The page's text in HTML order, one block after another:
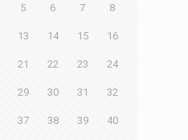
5 6 7 8
13 14 15 16
21 22 23 24
29 30 31 32
37 38 39 40